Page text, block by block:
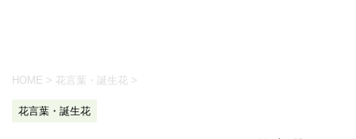
HOME > 花言葉・誕生花 >
花言葉・誕生花